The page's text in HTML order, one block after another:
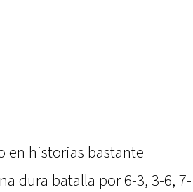
en historias bastante
dura batalla por 6-3, 3-6, 7-